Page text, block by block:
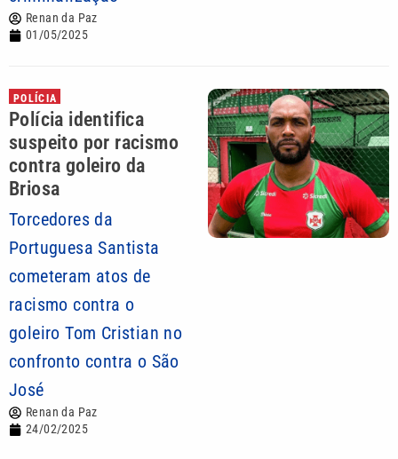
Renan da Paz
01/05/2025
POLÍCIA
Polícia identifica
suspeito por racismo
contra goleiro da
Briosa
Torcedores da
Portuguesa Santista
cometeram atos de
racismo contra o
goleiro Tom Cristian no
confronto contra o São
José
Renan da Paz
24/02/2025